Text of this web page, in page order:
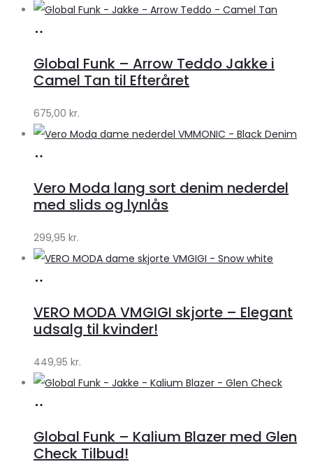
Lykke
Lykke
Global Funk – Arrow Teddo Jakke i
Camel Tan til Efteråret
675,00 kr.
Klædeskabet.dk
Vero Moda lang sort denim nederdel
med slids og lynlås
299,95 kr.
Klædeskabet.dk
VERO MODA VMGIGI skjorte – Elegant
udsalg til kvinder!
449,95 kr.
Lykke
Global Funk – Kalium Blazer med Glen
Check Tilbud!